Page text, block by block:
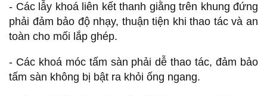
- Các lẫy khoá liên kết thanh giằng trên khung đứng
phải đảm bảo độ nhạy, thuận tiện khi thao tác và an
toàn cho mối lắp ghép.
- Các khoá móc tấm sàn phải dễ thao tác, đảm bảo
tấm sàn không bị bật ra khỏi ống ngang.